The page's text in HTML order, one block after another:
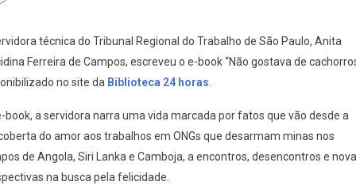
técnica do Tribunal Regional do Trabalho de São Paulo, Anita
Ferreira de Campos, escreveu o e-book “Não gostava de
no site da Biblioteca 24 horas.
book, a servidora narra uma vida marcada por fatos que vão desde a
do amor aos trabalhos em ONGs que desarmam minas nos
de Angola, Siri Lanka e Camboja, a encontros, desencontros e
na busca pela felicidade.